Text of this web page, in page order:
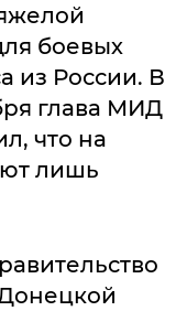
боевых
из России. В
глава МИД
что на
лишь